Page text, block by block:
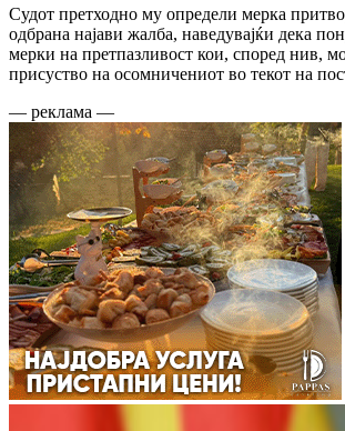
Судот претходно му определи мерка
одбрана најави жалба, наведувајќи дека
мерки на претпазливост кои, според нив,
присуство на осомничениот во текот на
— реклама —